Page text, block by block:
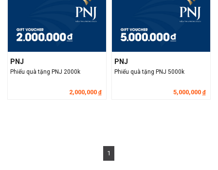
PNJ
Phiếu quà tặng PNJ 2000k
2,000,000 đ
PNJ
Phiếu quà tặng PNJ 5000k
5,000,000 đ
1